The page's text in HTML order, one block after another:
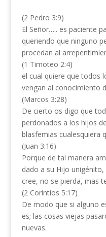
(2 Pedro 3:9)
El Señor….. es paciente
queriendo que ninguno
procedan al
(1 Timoteo 2:4)
el cual quiere que todos
vengan al conocimiento
(Marcos 3:28)
De cierto os digo que
perdonados a los hijos
blasfemias cualesquiera
(Juan 3:16)
Porque de tal manera
dado a su Hijo
cree, no se pierda, mas
(2 Corintios 5:17)
De modo que si alguno
es; las cosas viejas
nuevas.